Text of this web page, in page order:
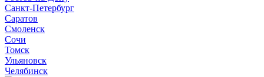
Санкт-Петербург
Саратов
Смоленск
Сочи
Томск
Ульяновск
Челябинск